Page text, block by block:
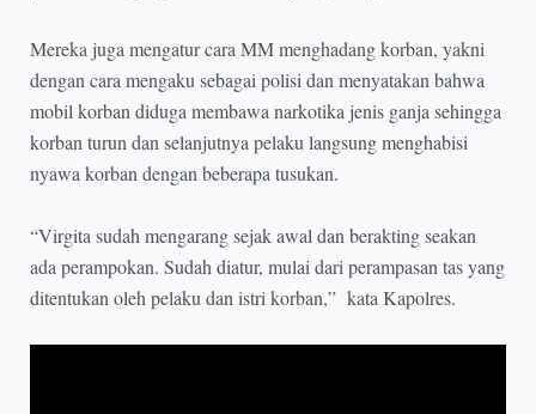
Mereka juga mengatur cara MM menghadang korban, yakni
dengan cara mengaku sebagai polisi dan menyatakan bahwa
mobil korban diduga membawa narkotika jenis ganja sehingga
korban turun dan selanjutnya pelaku langsung menghabisi
nyawa korban dengan beberapa tusukan.
“Virgita sudah mengarang sejak awal dan berakting seakan
ada perampokan. Sudah diatur, mulai dari perampasan tas yang
ditentukan oleh pelaku dan istri korban,” kata Kapolres.